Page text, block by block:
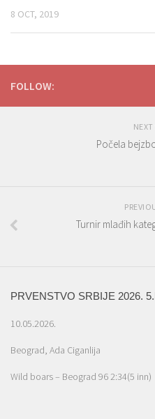
8 OCT, 2019
FOLLOW:
NEXT
Počela
Turnir mlađih
PRVENSTVO SRBIJE 2026.
10.05.2026.
Beograd, Ada Ciganlija
Wild boars – Beograd 96 2:34(5 inn)